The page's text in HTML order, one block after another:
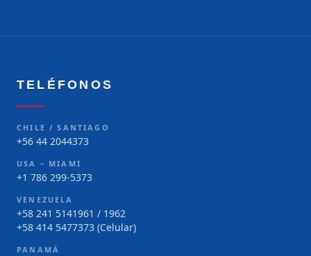
TELÉFONOS
CHILE / SANTIAGO
+56 44 2044373
USA – MIAMI
+1 786 299-5373
VENEZUELA
+58 241 5141961 / 1962
+58 414 5477373 (Celular)
PANAMÁ